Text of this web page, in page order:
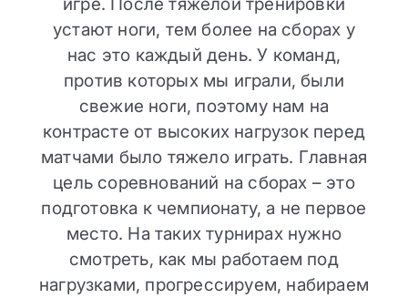
устают ноги, тем более на сборах у
нас это каждый день. У команд,
против которых мы играли, были
свежие ноги, поэтому нам на
контрасте от высоких нагрузок перед
матчами было тяжело играть. Главная
цель соревнований на сборах – это
подготовка к чемпионату, а не первое
место. На таких турнирах нужно
смотреть, как мы работаем под
нагрузками, прогрессируем, набираем